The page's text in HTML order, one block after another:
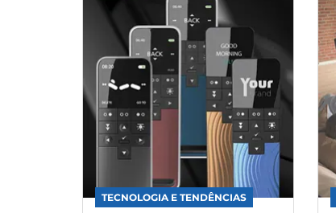
TECNOLOGIA E TENDÊNCIAS